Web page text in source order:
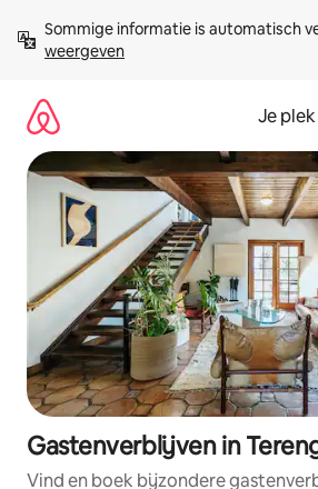
direct
naar
Sommige informatie is automatisch
weergeven
Je
Gastenverblijven in
Vind en boek bijzondere